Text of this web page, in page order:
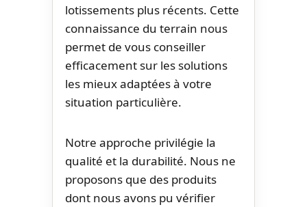
lotissements plus récents. Cette
connaissance du terrain nous
permet de vous conseiller
efficacement sur les solutions
les mieux adaptées à votre
situation particulière.
Notre approche privilégie la
qualité et la durabilité. Nous ne
proposons que des produits
dont nous avons pu vérifier